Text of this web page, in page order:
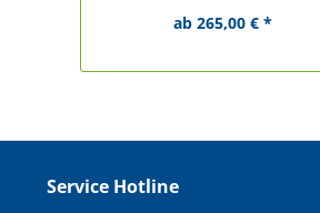
ab 265,00 € *
Service Hotline